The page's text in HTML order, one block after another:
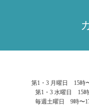
第1・3 月曜日 15
第1・3 水曜日 15
毎週土曜日 9時〜